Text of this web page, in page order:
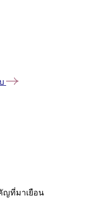
ญที่มาเยือน